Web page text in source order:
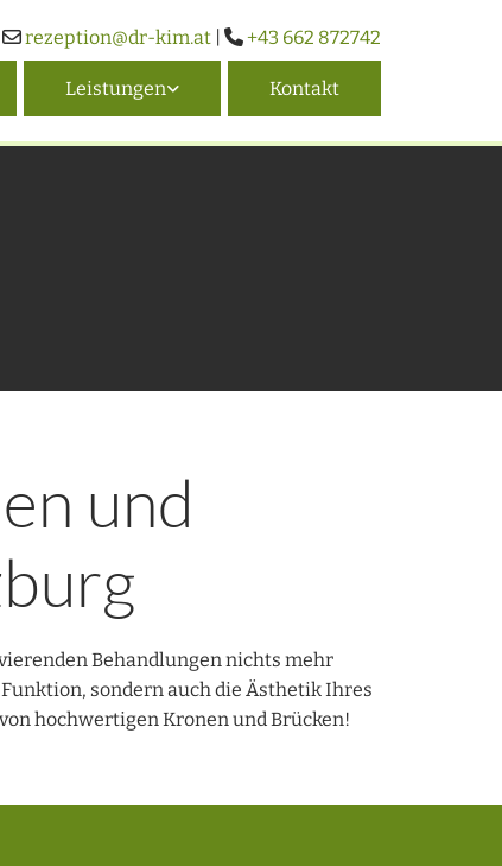
rezeption@dr-kim.at| +43 662 872742
Leistungen Kontakt
und
Behandlungen nichts mehr
sondern auch die Ästhetik Ihres
hochwertigen Kronen und Brücken!